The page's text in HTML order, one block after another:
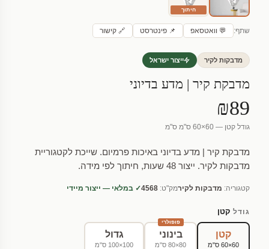
חיתוך
שתף: 💬 וואטסאפ 📌 פינטרסט 🔗 קישור
מדבקות לקיר ייצור ישראל
מדבקת קיר | מדע בדיוני
₪89
גודל קטן — 60×60 ס"מ ס"מ
מדבקת קיר | מדע בדיוני באיכות פרמיום. שייכת לקטגוריית
מדבקות לקיר. ייצור 48 שעות, חיתוך לפי מידה.
קטגוריה: מדבקות לקירמק"ט: 4568✓ במלאי — ייצור מיידי
גודל קטן
קטן
60×60 ס"מ
פופולרי
בינוני
80×80 ס"מ
גדול
100×100 ס"מ